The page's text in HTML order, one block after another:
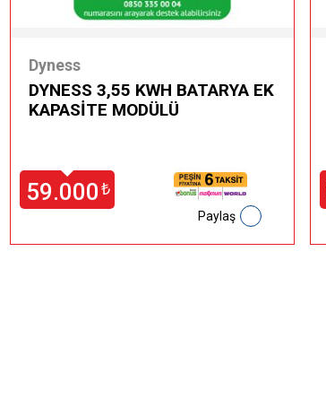
Dyness
DYNESS 3,55 KWH BATARYA EK
KAPASİTE MODÜLÜ
59.000 ₺
Paylaş